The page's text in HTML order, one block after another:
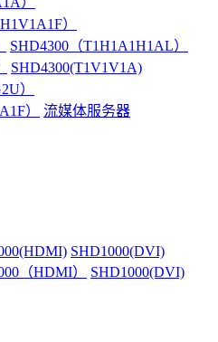
）
SHD4300（T1H1A1H1AL）
SHD4300(T1V1V1A)
）
）
流媒体服务器
SHD1000(DVI)
（HDMI） SHD1000(DVI)